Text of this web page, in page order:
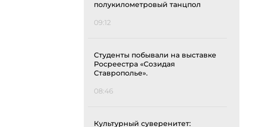
полукилометровый танцпол
09:12
Студенты побывали на выставке
Росреестра «Созидая
Ставрополье».
08:46
Культурный суверенитет: